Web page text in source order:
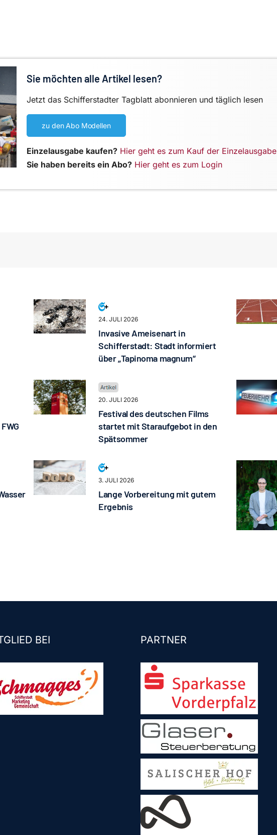
Sie möchten alle Artikel lesen?
Jetzt das Schifferstadter Tagblatt abonnieren und täglich lesen
zu den Abo Modellen
Einzelausgabe kaufen? Hier geht es zum Kauf der Einzelausgabe
Sie haben bereits ein Abo? Hier geht es zum Login
24. JULI 2026
Invasive Ameisenart in
Schifferstadt: Stadt informiert
über „Tapinoma magnum“
20. JULI 2026
Festival des deutschen Films
startet mit Staraufgebot in den
Spätsommer
3. JULI 2026
Lange Vorbereitung mit gutem
Ergebnis
BEI PARTNER